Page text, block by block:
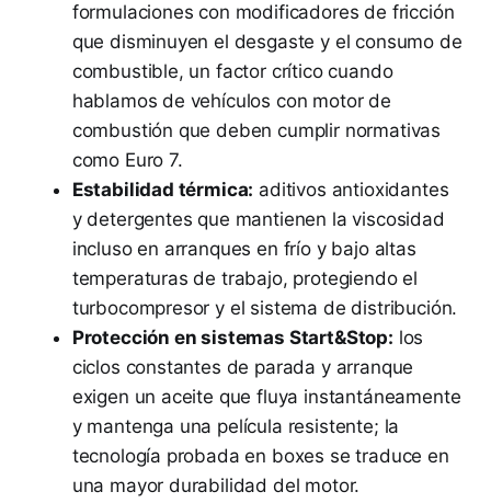
formulaciones con modificadores de fricción
que disminuyen el desgaste y el consumo de
combustible, un factor crítico cuando
hablamos de vehículos con motor de
combustión que deben cumplir normativas
como Euro 7.
Estabilidad térmica: aditivos antioxidantes
y detergentes que mantienen la viscosidad
incluso en arranques en frío y bajo altas
temperaturas de trabajo, protegiendo el
turbocompresor y el sistema de distribución.
Protección en sistemas Start&Stop: los
ciclos constantes de parada y arranque
exigen un aceite que fluya instantáneamente
y mantenga una película resistente; la
tecnología probada en boxes se traduce en
una mayor durabilidad del motor.